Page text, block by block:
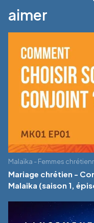
aimer
Malaïka - Femmes
Mariage chrétien -
Malaika (saison 1,